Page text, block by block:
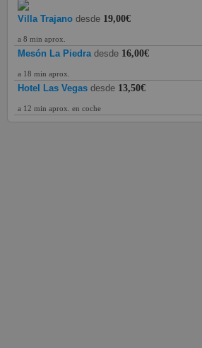
Villa Trajano desde 19,00€
a 8 min aprox.
Mesón La Piedra desde 16,00€
a 18 min aprox.
Hotel Las Vegas desde 13,50€
a 12 min aprox. en coche